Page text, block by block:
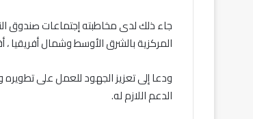
جاء ذلك لدى مخاطبته إجتماعات صندوق
المركزية بالشرق الأوسط وشمال أفريقيا
ودعا إلى تعزيز الجهود للعمل على
الدعم اللازم له.